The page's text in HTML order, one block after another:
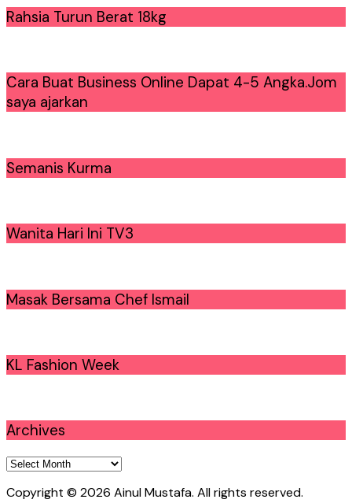
Rahsia Turun Berat 18kg
Cara Buat Business Online Dapat 4-5 Angka.Jom
saya ajarkan
Semanis Kurma
Wanita Hari Ini TV3
Masak Bersama Chef Ismail
KL Fashion Week
Archives
Archives
Copyright © 2026 Ainul Mustafa. All rights reserved.